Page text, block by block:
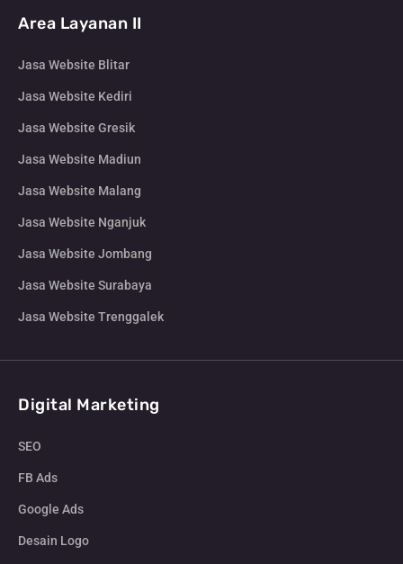
Area Layanan II
Jasa Website Blitar
Jasa Website Kediri
Jasa Website Gresik
Jasa Website Madiun
Jasa Website Malang
Jasa Website Nganjuk
Jasa Website Jombang
Jasa Website Surabaya
Jasa Website Trenggalek
Digital Marketing
SEO
FB Ads
Google Ads
Desain Logo